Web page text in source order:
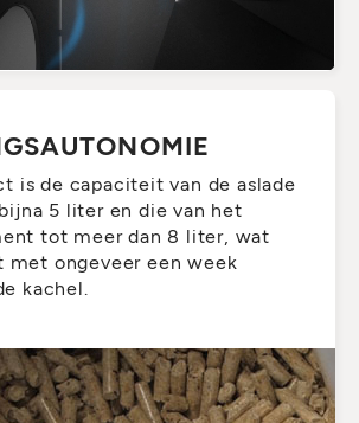
is de capaciteit van de aslade
5 liter en die van het
tot meer dan 8 liter, wat
met ongeveer een week
kachel.